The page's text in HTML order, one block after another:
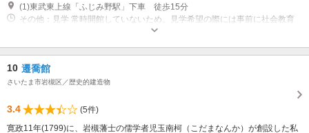
(1)東武東上線「ふじみ野駅」下車 徒歩15分
その他：見学 常時開館していないため、見学希望の際には事前に社会教育
課文化財保護係までご相談ください。
10 遷喬館
さいたま市岩槻区／歴史的建造物
3.4
(5件)
寛政11年(1799)に、岩槻藩士の儒学者児玉南柯（こだまなんか）が創設した私